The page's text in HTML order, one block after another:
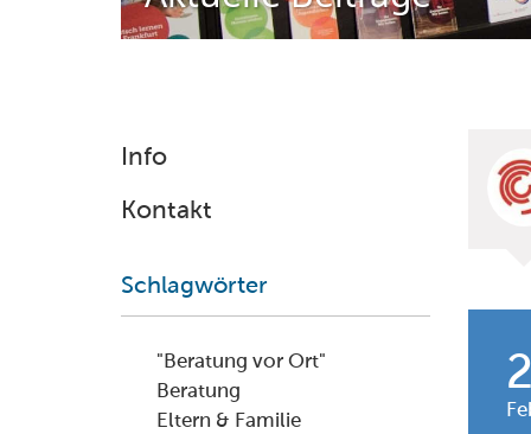
Info
Kontakt
Schlagwörter
"Beratung vor Ort"
Beratung
Eltern & Familie